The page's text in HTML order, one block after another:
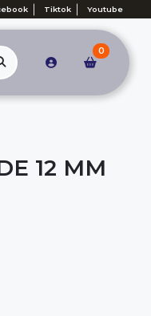
Tiktok Youtube
0
12 MM